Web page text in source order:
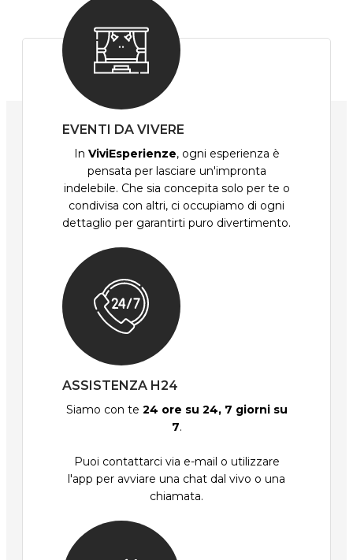
EVENTI DA VIVERE
In ViviEsperienze, ogni esperienza è
pensata per lasciare un'impronta
indelebile. Che sia concepita solo per te o
condivisa con altri, ci occupiamo di ogni
dettaglio per garantirti puro divertimento.
ASSISTENZA H24
Siamo con te 24 ore su 24, 7 giorni su
7.
Puoi contattarci via e-mail o utilizzare
l'app per avviare una chat dal vivo o una
chiamata.